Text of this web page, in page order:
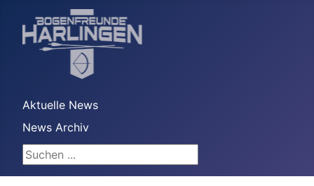
Aktuelle News
News Archiv
Suchen ...